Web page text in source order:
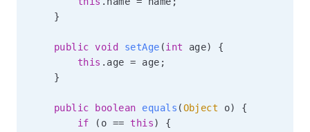
}
public void setAge (int age)
{
this . age = age ;
}
public boolean equals (Object o)
{
if
( o == this)
{